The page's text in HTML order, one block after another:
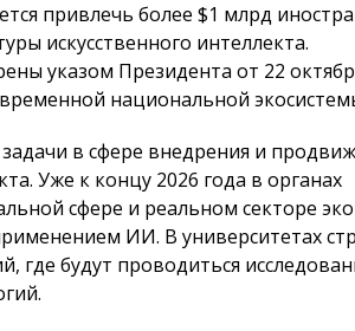
привлечь более $1 млрд
искусственного интеллекта.
указом Президента от 22
национальной
в сфере внедрения и
Уже к концу 2026 года в органах
сфере и реальном секторе
ИИ. В университетах
где будут проводиться